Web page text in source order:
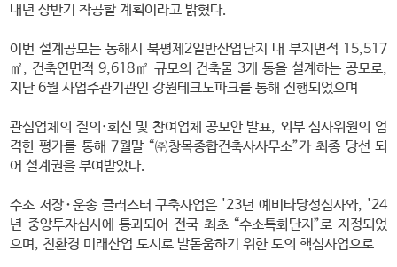
내년 상반기 착공할 계획이라고 밝혔다.
이번 설계공모는 동해시 북평제2일반산업단지 내 부지면적 15,517
㎡, 건축연면적 9,618㎡ 규모의 건축물 3개 동을 설계하는 공모로,
지난 6월 사업주관기관인 강원테크노파크를 통해 진행되었으며
관심업체의 질의·회신 및 참여업체 공모안 발표, 외부 심사위원의 엄
격한 평가를 통해 7월말 “㈜창목종합건축사사무소”가 최종 당선 되
어 설계권을 부여받았다.
수소 저장･운송 클러스터 구축사업은 '23년 예비타당성심사와, '24
년 중앙투자심사에 통과되어 전국 최초 “수소특화단지”로 지정되었
으며, 친환경 미래산업 도시로 발돋움하기 위한 도의 핵심사업으로